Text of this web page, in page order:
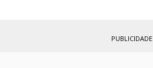
PUBLICIDADE